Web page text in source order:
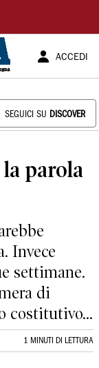
ACCEDI
SEGUICI SU DISCOVER
parola
Invece
settimane.
di
costitutivo...
1 MINUTI DI LETTURA